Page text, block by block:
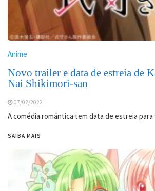
Anime
Novo trailer e data de estreia de
Nai Shikimori-san
07/02/2022
A comédia romântica tem data de estreia
SAIBA MAIS